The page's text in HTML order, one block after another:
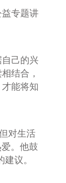
专题讲
己的兴
结合，
能将知
对生活
。他鼓
议。